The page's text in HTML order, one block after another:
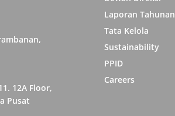
12A Floor,
Pusat
Laporan Tahunan
Tata Kelola
Sustainability
PPID
Careers